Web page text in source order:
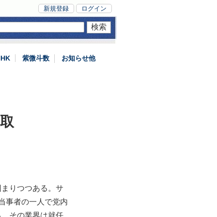
新規登録 ログイン
紫微斗数 お知らせ他
りつつある。サ
事者の一人で党内
その業界は就任